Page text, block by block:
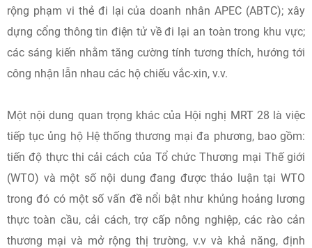
rộng phạm vi thẻ đi lại của doanh nhân APEC (ABTC); xây
dựng cổng thông tin điện tử về đi lại an toàn trong khu vực;
các sáng kiến nhằm tăng cường tính tương thích, hướng tới
công nhận lẫn nhau các hộ chiếu vắc-xin, v.v.
Một nội dung quan trọng khác của Hội nghị MRT 28 là việc
tiếp tục ủng hộ Hệ thống thương mại đa phương, bao gồm:
tiến độ thực thi cải cách của Tổ chức Thương mại Thế giới
(WTO) và một số nội dung đang được thảo luận tại WTO
trong đó có một số vấn đề nổi bật như khủng hoảng lương
thực toàn cầu, cải cách, trợ cấp nông nghiệp, các rào cản
thương mại và mở rộng thị trường, v.v và khả năng, định